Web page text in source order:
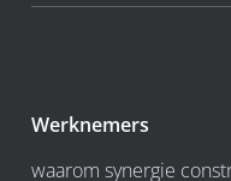
Werknemers
waarom synergie